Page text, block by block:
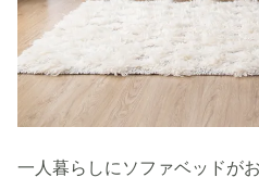
一人暮らしにソファベッドが